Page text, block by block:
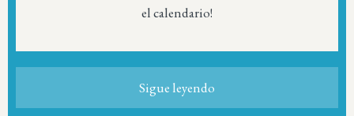
el calendario!
Sigue leyendo